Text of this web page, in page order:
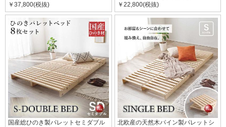
￥37,800(税抜)
￥22,800(税抜)
国産総ひのき製パレットセミダブル
北欧産の天然木パイン製パレットシ